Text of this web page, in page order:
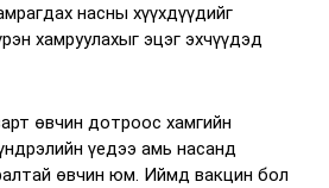
насны хүүхдүүдийг
хамруулахыг эцэг эхчүүдэд
өвчин дотроос хамгийн
үедээ амь насанд
өвчин юм. Иймд вакцин бол